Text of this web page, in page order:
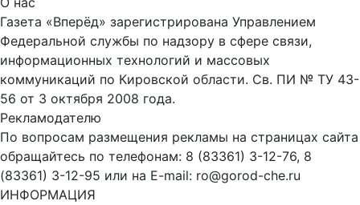
Газета «Вперёд» зарегистрирована Управлением
Федеральной службы по надзору в сфере связи,
информационных технологий и массовых
коммуникаций по Кировской области. Св. ПИ № ТУ 43-
56 от 3 октября 2008 года.
Рекламодателю
По вопросам размещения рекламы на страницах сайта
обращайтесь по телефонам: 8 (83361) 3-12-76, 8
(83361) 3-12-95 или на E-mail: ro@gorod-che.ru
ИНФОРМАЦИЯ